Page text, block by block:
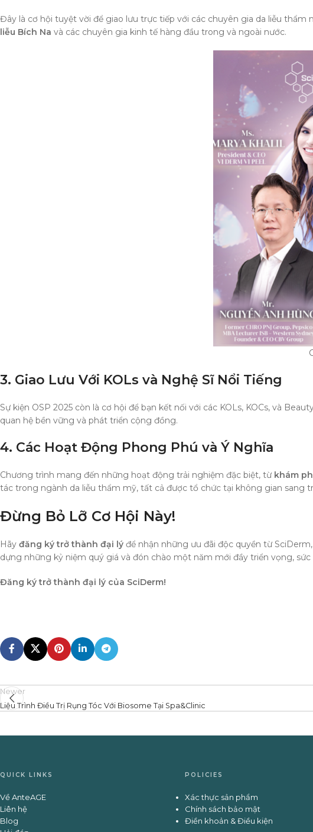
Đây là cơ hội tuyệt vời để giao lưu trực tiếp với các chuyên gia da liễu thẩm
liễu Bích Na và các chuyên gia kinh tế hàng đầu trong và ngoài nước.
3. Giao Lưu Với KOLs và Nghệ Sĩ Nổi Tiếng
Sự kiện OSP 2025 còn là cơ hội để bạn kết nối với các KOLs, KOCs, và
quan hệ bền vững và phát triển cộng đồng.
4. Các Hoạt Động Phong Phú và Ý Nghĩa
Chương trình mang đến những hoạt động trải nghiệm đặc biệt, từ khám
tác trong ngành da liễu thẩm mỹ, tất cả được tổ chức tại không gian sang
Đừng Bỏ Lỡ Cơ Hội Này!
Hãy đăng ký trở thành đại lý để nhận những ưu đãi độc quyền từ
dựng những kỷ niệm quý giá và đón chào một năm mới đầy triển vọng,
Đăng ký trở thành đại lý của SciDerm!
Newer
Liệu Trình Điều Trị Rụng Tóc Với Biosome Tại Spa&Clinic
QUICK LINKS
Về AnteAGE
Liên hệ
Blog
POLICIES
Xác thực sản phẩm
Chính sách bảo mật
Điền khoản & Điều kiện